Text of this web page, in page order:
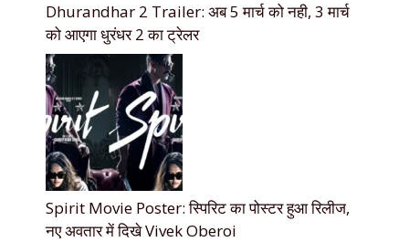
Dhurandhar 2 Trailer: अब 5 मार्च को नही, 3 मार्च
को आएगा धुरंधर 2 का ट्रेलर
Spirit Movie Poster: स्पिरिट का पोस्टर हुआ रिलीज,
नए अवतार में दिखे Vivek Oberoi